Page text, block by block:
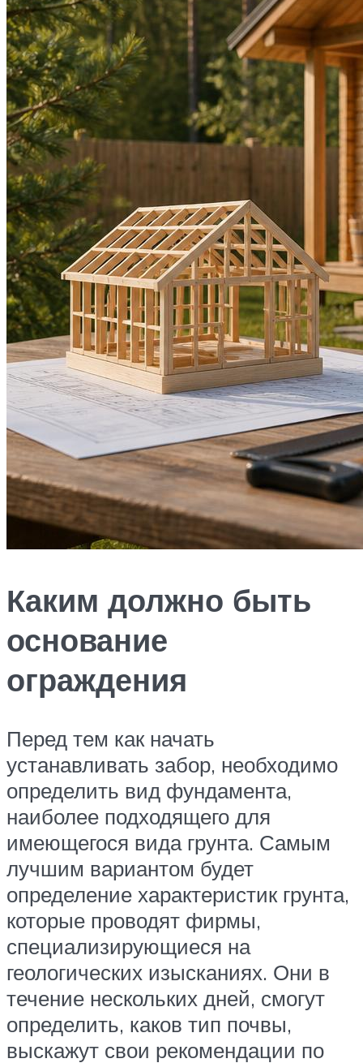
Каким должно быть
основание
ограждения
Перед тем как начать
устанавливать забор, необходимо
определить вид фундамента,
наиболее подходящего для
имеющегося вида грунта. Самым
лучшим вариантом будет
определение характеристик грунта,
которые проводят фирмы,
специализирующиеся на
геологических изысканиях. Они в
течение нескольких дней, смогут
определить, каков тип почвы,
выскажут свои рекомендации по